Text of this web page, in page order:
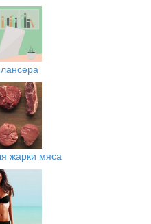
жарки мяса